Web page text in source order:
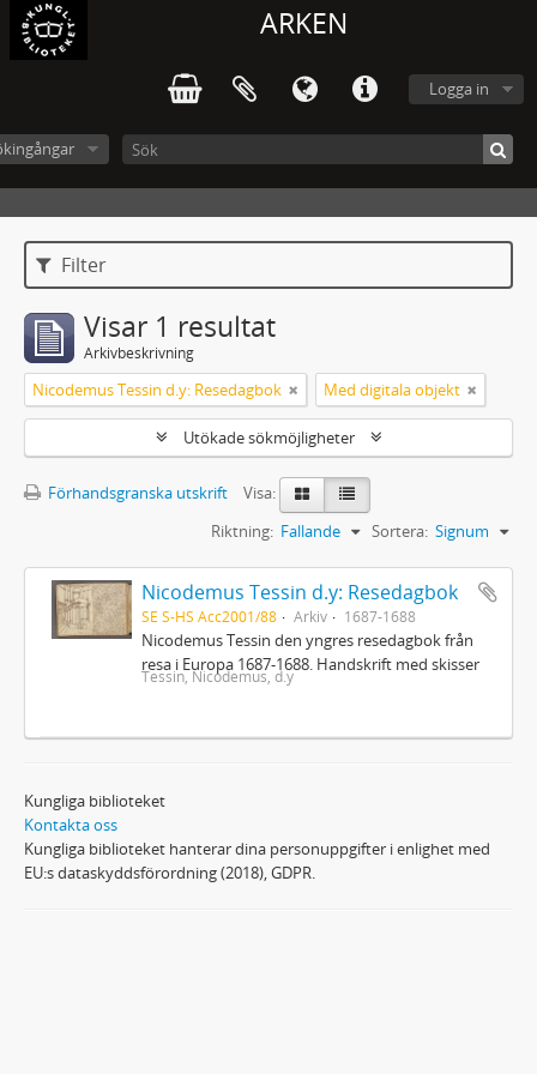
ARKEN
Logga in
Filter
Visar 1 resultat
Arkivbeskrivning
Nicodemus Tessin d.y: Resedagbok Med digitala objekt
Utökade sökmöjligheter
Förhandsgranska utskrift
Visa:
Sortera: Signum
Riktning: Fallande
Nicodemus Tessin d.y: Resedagbok
SE S-HS Acc2001/88 Arkiv 1687-1688
Nicodemus Tessin den yngres resedagbok från
resa i Europa 1687-1688. Handskrift med skisser
Tessin, Nicodemus, d.y
Kungliga biblioteket
Kontakta oss
Kungliga biblioteket hanterar dina personuppgifter i enlighet med
EU:s dataskyddsförordning (2018), GDPR.